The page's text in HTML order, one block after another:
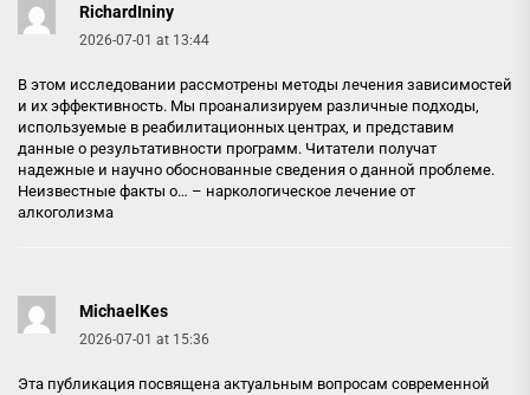
RichardIniny
2026-07-01 at 13:44
В этом исследовании рассмотрены методы лечения зависимостей
и их эффективность. Мы проанализируем различные подходы,
используемые в реабилитационных центрах, и представим
данные о результативности программ. Читатели получат
надежные и научно обоснованные сведения о данной проблеме.
Неизвестные факты о… – наркологическое лечение от
алкоголизма
MichaelKes
2026-07-01 at 15:36
Эта публикация посвящена актуальным вопросам современной